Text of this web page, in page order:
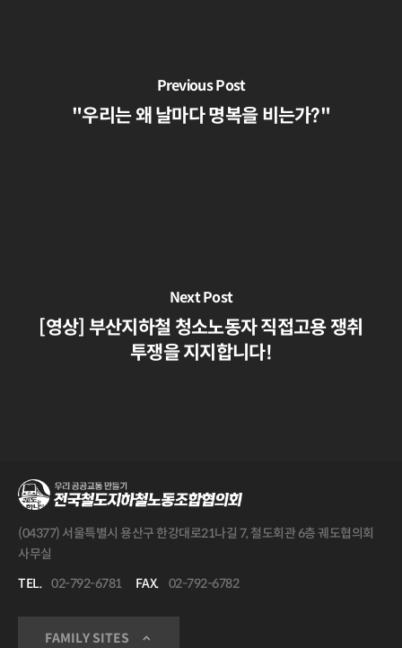
Previous Post
"우리는 왜 날마다 명복을 비는가?"
Next Post
[영상] 부산지하철 청소노동자 직접고용 쟁취
투쟁을 지지합니다!
(04377) 서울특별시 용산구 한강대로21나길 7, 철도회관 6층 궤도협의회
사무실
TEL. 02-792-6781 FAX. 02-792-6782
FAMILY SITES